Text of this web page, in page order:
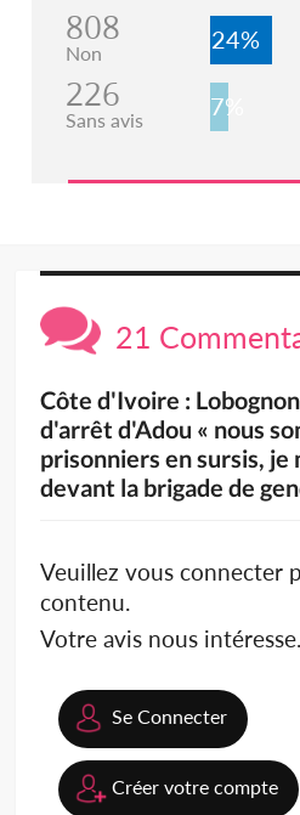
808
Non 24%
226
Sans avis 7%
21
Côte d'Ivoire :
d'arrêt d'Adou « nous
prisonniers en sursis,
devant la brigade de
Veuillez vous connecter
contenu.
Votre avis nous intéresse.
Se Connecter
Créer votre compte